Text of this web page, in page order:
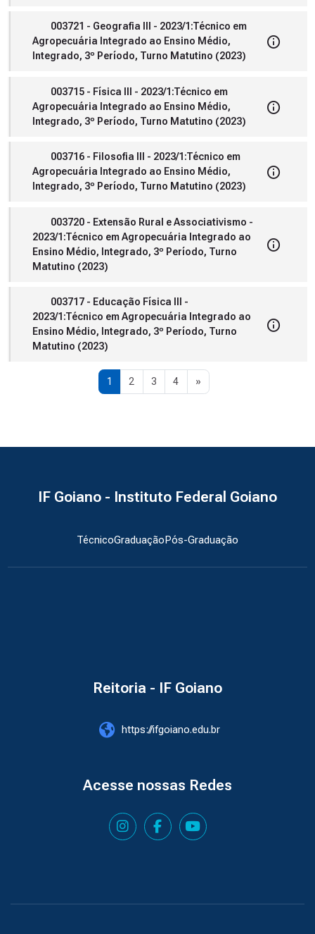
003721 - Geografia III - 2023/1:Técnico em
Agropecuária Integrado ao Ensino Médio,
Integrado, 3º Período, Turno Matutino (2023)
003715 - Física III - 2023/1:Técnico em
Agropecuária Integrado ao Ensino Médio,
Integrado, 3º Período, Turno Matutino (2023)
003716 - Filosofia III - 2023/1:Técnico em
Agropecuária Integrado ao Ensino Médio,
Integrado, 3º Período, Turno Matutino (2023)
003720 - Extensão Rural e Associativismo -
2023/1:Técnico em Agropecuária Integrado ao
Ensino Médio, Integrado, 3º Período, Turno
Matutino (2023)
003717 - Educação Física III -
2023/1:Técnico em Agropecuária Integrado ao
Ensino Médio, Integrado, 3º Período, Turno
Matutino (2023)
1 Página 1
2 Página 2
3Página 3
4Página 4
»Próxima página
IF Goiano - Instituto Federal Goiano
TécnicoGraduaçãoPós-Graduação
Reitoria - IF Goiano
https://ifgoiano.edu.br
Acesse nossas Redes